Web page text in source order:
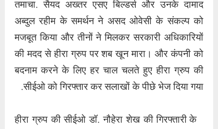
तमाचा. सैयद अख्तर एसए बिल्डर्स और उनके दामाद
अब्दुल रहीम के समर्थन ने असद ओवेसी के संकल्प को
मजबूत किया और तीनों ने मिलकर सरकारी अधिकारियों
की मदद से हीरा ग्रुप पर शब खून मारा। और कंपनी को
बदनाम करने के लिए हर चाल चलते हुए हीरा ग्रुप की
सीईओ को गिरफ्तार कर सलाखों के पीछे भेज दिया गया.
हीरा ग्रुप की सीईओ डॉ. नौहेरा शेख की गिरफ्तारी के